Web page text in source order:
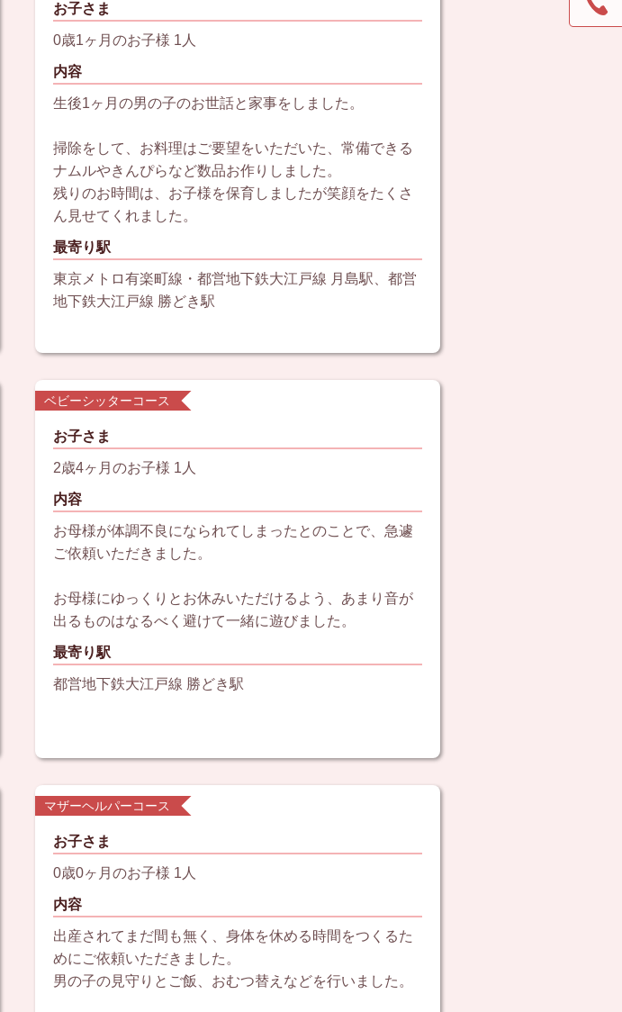
お子さま
0歳1ヶ月のお子様 1人
内容
生後1ヶ月の男の子のお世話と家事をしました。
掃除をして、お料理はご要望をいただいた、常備できる
ナムルやきんぴらなど数品お作りしました。
残りのお時間は、お子様を保育しましたが笑顔をたくさ
ん見せてくれました。
最寄り駅
東京メトロ有楽町線・都営地下鉄大江戸線 月島駅、都営
地下鉄大江戸線 勝どき駅
ベビーシッターコース
お子さま
2歳4ヶ月のお子様 1人
内容
お母様が体調不良になられてしまったとのことで、急遽
ご依頼いただきました。
お母様にゆっくりとお休みいただけるよう、あまり音が
出るものはなるべく避けて一緒に遊びました。
最寄り駅
都営地下鉄大江戸線 勝どき駅
マザーヘルパーコース
お子さま
0歳0ヶ月のお子様 1人
内容
出産されてまだ間も無く、身体を休める時間をつくるた
めにご依頼いただきました。
男の子の見守りとご飯、おむつ替えなどを行いました。